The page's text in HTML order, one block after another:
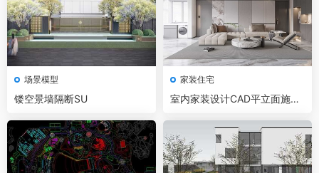
场景模型
镂空景墙隔断SU
家装住宅
室内家装设计CAD平立面施工